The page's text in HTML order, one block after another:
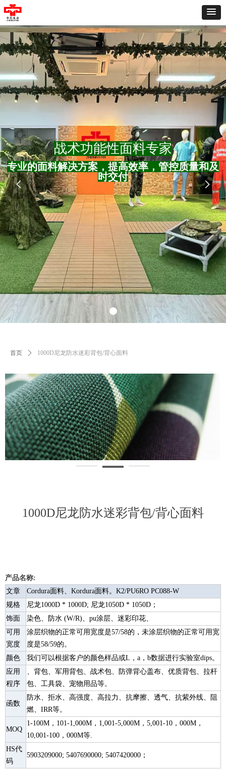
战术功能性面料专家
专业的面料解决方案，提高效率，管控质量和及
时交付
넳 넲
首页 ꄲ 1000D尼龙防水迷彩背包/背心面料
1000D尼龙防水迷彩背包/背心面料
产品名称:
文章
Cordura面料、Kordura面料。K2/PU6RO PC088-W
规格
尼龙1000D * 1000D; 尼龙1050D * 1050D；
饰面
染色、防水 (W/R)、pu涂层、迷彩印花、
可用
宽度
涂层织物的正常可用宽度是57/58的，未涂层织物的正常可用宽
度是58/59的。
颜色
我们可以根据客户的颜色样品或L，a，b数据进行实验室dips。
应用
程序
、背包、军用背包、战术包、防弹背心盖布、优质背包、拉杆
包、工具袋、宠物用品等。
函数
防水、拒水、高强度、高拉力、抗摩擦、透气、抗紫外线、阻
燃、IRR等。
MOQ
1-100M，101-1,000M，1,001-5,000M，5,001-10，000M，
10,001-100，000M等.
HS代
码
5903209000; 5407690000; 5407420000；